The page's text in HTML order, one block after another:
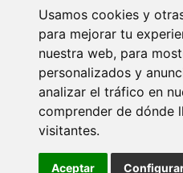
Usamos cookies y
para mejorar tu
nuestra web, para
personalizados y
analizar el tráfico en
comprender de dónde
visitantes.
Aceptar
AVISO LEGAL POLITICA DE
PUBLICIDAD EN LA REVISTA QUÉ
SUSCRIPCIONES
Connecor